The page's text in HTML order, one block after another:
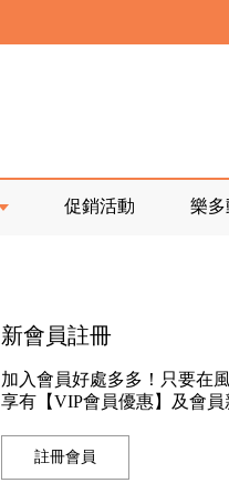
促銷活動 樂多
新會員註冊
加入會員好處多多！只要在
享有【VIP會員優惠】及會員